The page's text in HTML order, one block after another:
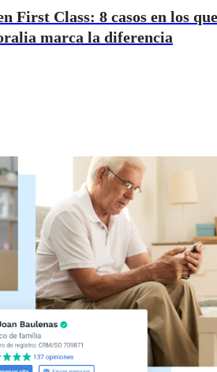
First Class: 8 casos en los que
marca la diferencia